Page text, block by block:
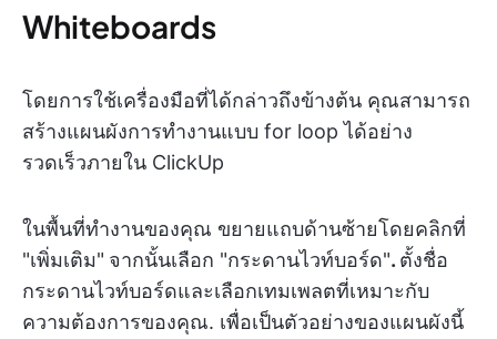
Whiteboards
โดยการใช้เครื่องมือที่ได้กล่าวถึงข้างต้น คุณสามารถ
สร้างแผนผังการทำงานแบบ for loop ได้อย่าง
รวดเร็วภายใน ClickUp
ในพื้นที่ทำงานของคุณ ขยายแถบด้านซ้ายโดยคลิกที่
"เพิ่มเติม" จากนั้นเลือก "กระดานไวท์บอร์ด". ตั้งชื่อ
กระดานไวท์บอร์ดและเลือกเทมเพลตที่เหมาะกับ
ความต้องการของคุณ. เพื่อเป็นตัวอย่างของแผนผังนี้